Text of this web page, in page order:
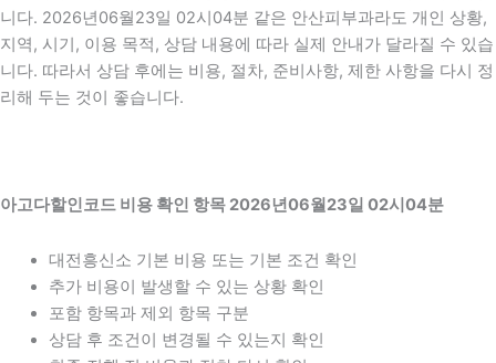
니다. 2026년06월23일 02시04분 같은 안산피부과라도 개인 상황,
지역, 시기, 이용 목적, 상담 내용에 따라 실제 안내가 달라질 수 있습
니다. 따라서 상담 후에는 비용, 절차, 준비사항, 제한 사항을 다시 정
리해 두는 것이 좋습니다.
아고다할인코드 비용 확인 항목 2026년06월23일 02시04분
대전흥신소 기본 비용 또는 기본 조건 확인
추가 비용이 발생할 수 있는 상황 확인
포함 항목과 제외 항목 구분
상담 후 조건이 변경될 수 있는지 확인